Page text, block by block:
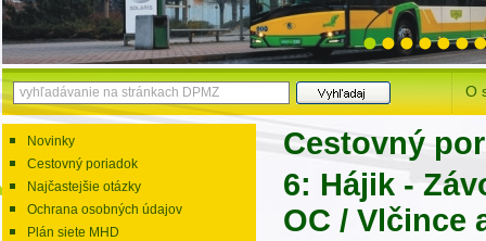
O
Novinky
Cestovný poriadok
Najčastejšie otázky
Ochrana osobných údajov
Plán siete MHD
Cestovný
6: Hájik -
OC / Vlčince